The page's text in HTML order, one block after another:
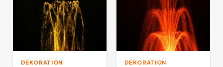
Dekoartikel ausleihen.
deutschlandweit.
DEKORATION DEKORATION